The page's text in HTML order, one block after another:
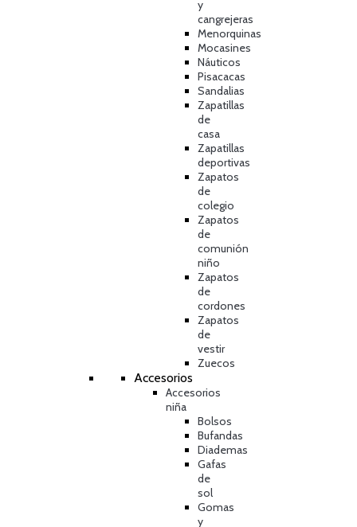
y
cangrejeras
Menorquinas
Mocasines
Náuticos
Pisacacas
Sandalias
Zapatillas
de
casa
Zapatillas
deportivas
Zapatos
de
colegio
Zapatos
de
comunión
niño
Zapatos
de
cordones
Zapatos
de
vestir
Zuecos
Accesorios
Accesorios
niña
Bolsos
Bufandas
Diademas
Gafas
de
sol
Gomas
y